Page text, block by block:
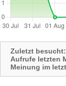
Zuletzt besucht:
Aufrufe letzten
Meinung im